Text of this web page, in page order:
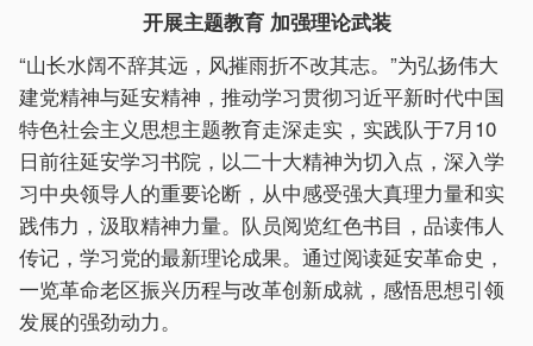
开展主题教育 加强理论武装
“山长水阔不辞其远，风摧雨折不改其志。”为弘扬伟大
建党精神与延安精神，推动学习贯彻习近平新时代中国
特色社会主义思想主题教育走深走实，实践队于7月10
日前往延安学习书院，以二十大精神为切入点，深入学
习中央领导人的重要论断，从中感受强大真理力量和实
践伟力，汲取精神力量。队员阅览红色书目，品读伟人
传记，学习党的最新理论成果。通过阅读延安革命史，
一览革命老区振兴历程与改革创新成就，感悟思想引领
发展的强劲动力。